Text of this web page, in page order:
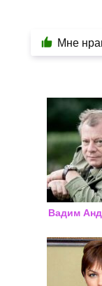
Мне
Вадим